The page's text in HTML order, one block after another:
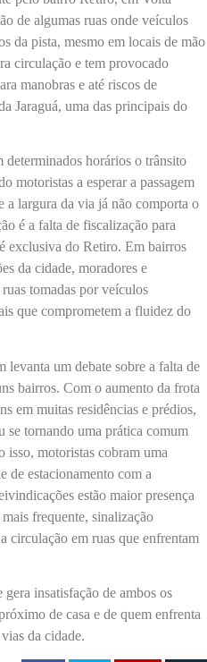
de algumas ruas onde veículos
da pista, mesmo em locais de mão
circulação e tem provocado
manobras e até riscos de
Jaraguá, uma das principais do
determinados horários o trânsito
motoristas a esperar a passagem
a largura da via já não comporta o
é a falta de fiscalização para
exclusiva do Retiro. Em bairros
da cidade, moradores e
tomadas por veículos
que comprometem a fluidez do
levanta um debate sobre a falta de
bairros. Com o aumento da frota
em muitas residências e prédios,
se tornando uma prática comum
isso, motoristas cobram uma
de estacionamento com a
estão maior presença
frequente, sinalização
circulação em ruas que enfrentam
insatisfação de ambos os
de casa e de quem enfrenta
da cidade.